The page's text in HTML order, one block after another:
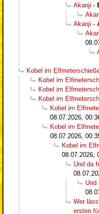
Akanji -
Akanji -
Kobel im
Kobel im
Kobel im
Kobel im
Kobel im
08.07.2026,
Kobel im
08.07.2026,
Kobel im
08.07.2026,
Und da
Und
Wer
ersten